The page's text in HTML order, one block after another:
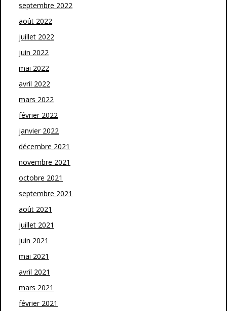
septembre 2022
août 2022
juillet 2022
juin 2022
mai 2022
avril 2022
mars 2022
février 2022
janvier 2022
décembre 2021
novembre 2021
octobre 2021
septembre 2021
août 2021
juillet 2021
juin 2021
mai 2021
avril 2021
mars 2021
février 2021